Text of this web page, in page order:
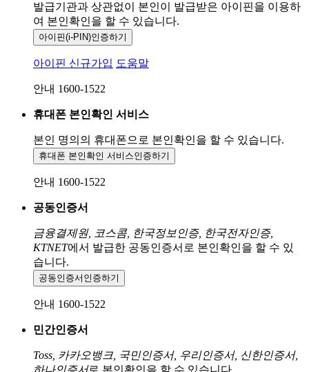
발급기관과 상관없이 본인이 발급받은 아이핀을 이용하
여 본인확인을 할 수 있습니다.
아이핀(i-PIN)인증하기
아이핀 신규가입 도움말
안내 1600-1522
휴대폰 본인확인 서비스
본인 명의의 휴대폰으로 본인확인을 할 수 있습니다.
휴대폰 본인확인 서비스인증하기
안내 1600-1522
공동인증서
금융결제원, 코스콤, 한국정보인증, 한국전자인증,
KTNET에서 발급한 공동인증서로 본인확인을 할 수 있
습니다.
공동인증서 인증하기
안내 1600-1522
민간인증서
Toss, 카카오뱅크, 국민인증서, 우리인증서, 신한인증서,